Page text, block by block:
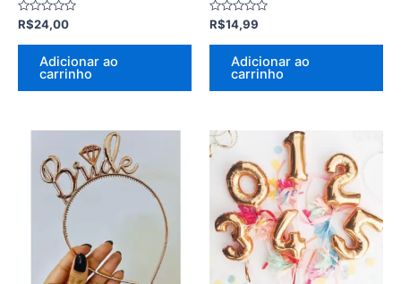
Avaliação
de
R$24,00
Adicionar ao
carrinho
Avaliação
de
R$14,99
Adicionar ao
carrinho
produto
tem
várias
variantes.
As
opções